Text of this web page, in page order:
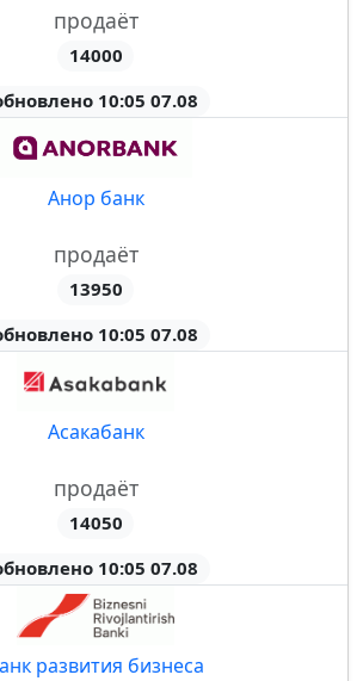
продаёт
14000
10:05 07.08
Анор банк
продаёт
13950
10:05 07.08
Асакабанк
продаёт
14050
10:05 07.08
развития бизнеса